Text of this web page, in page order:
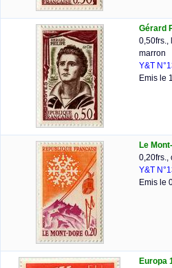
Gérard
0,50frs.,
marron
Y&T
Emis le
Le
0,20frs.,
Y&T
Emis le
Europa